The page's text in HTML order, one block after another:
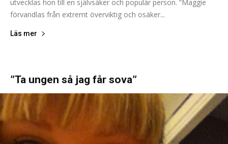
utvecklas hon till en självsäker och populär person. ”Maggie
förvandlas från extremt överviktig och osäker...
Läs mer
”Ta ungen så jag får sova”